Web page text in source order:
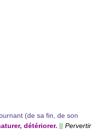
(de sa fin, de son
détériorer. || Pervertir